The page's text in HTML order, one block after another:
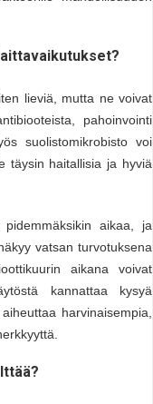
lieviä, mutta ne voivat
pahoinvointi
suolistomikrobisto voi
täysin haitallisia ja hyviä
aikaa, ja
vatsan turvotuksena
aikana voivat
kannattaa kysyä
harvinaisempia,